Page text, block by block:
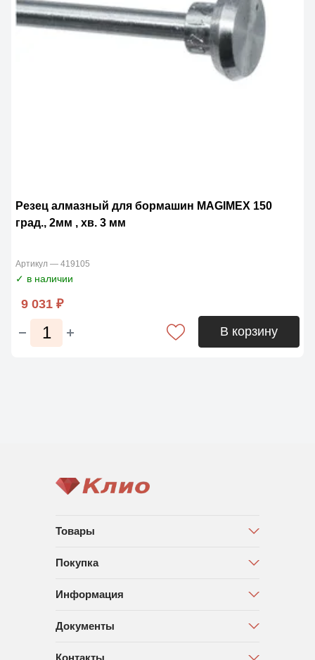
Резец алмазный для бормашин MAGIMЕX 150
град., 2мм , хв. 3 мм
Артикул — 419105
✓ в наличии
9 031 ₽
В корзину
Товары
Покупка
Информация
Документы